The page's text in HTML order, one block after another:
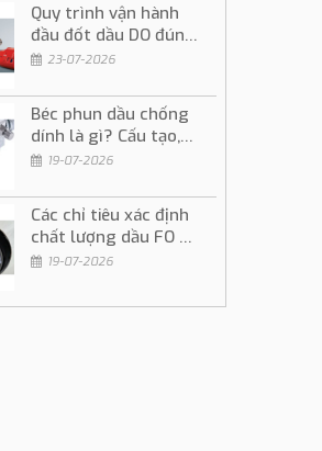
Quy trình vận hành
đầu đốt dầu DO đúng
kỹ thuật và an toàn
23-07-2026
Béc phun dầu chống
dính là gì? Cấu tạo,
ứng dụng và cách sử
19-07-2026
Các chỉ tiêu xác định
chất lượng dầu FO và
ý nghĩa trong vận
19-07-2026